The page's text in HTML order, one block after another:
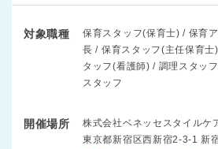
対象職種
保育スタッフ(保育士) / 保育
長 / 保育スタッフ(主任保育
タッフ(看護師) / 調理スタッ
スタッフ
開催場所
株式会社ベネッセスタイル
東京都新宿区西新宿2-3-1 新